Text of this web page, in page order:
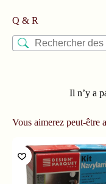
Q & R
Il n’y a
Vous aimerez peut-être